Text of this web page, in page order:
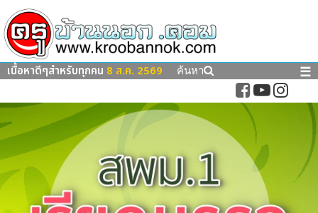
เนื้อหาดีๆสำหรับทุกคน 8 ส.ค. 2569 ค้นหา ☰